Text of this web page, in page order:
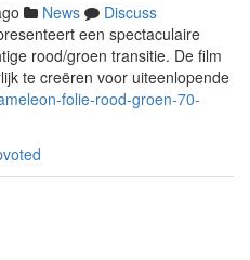
News
Discuss
een spectaculaire
rood/groen transitie. De film
te creëren voor uiteenlopende
folie-rood-groen-70-